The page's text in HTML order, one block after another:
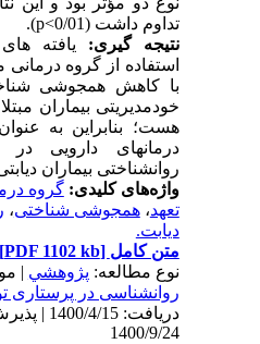
تداوم داشت (0/01
p<
).
نتیجه گیری:یافته های
استفاده از گروه درمانی
با کاهش همجوشی
خودمدیریتی بیماران
هست؛ بنابراین به
درمانهای دارویی
روانشناختی بیماران
واژه‌های کلیدی:گروه
تعهد،همجوشی شناختی،
دیابت.
متن کامل[PDF 1102 kb]
نوع مطالعه:پژوهشي|
روانشناسی در پرستاری
1400/9/24